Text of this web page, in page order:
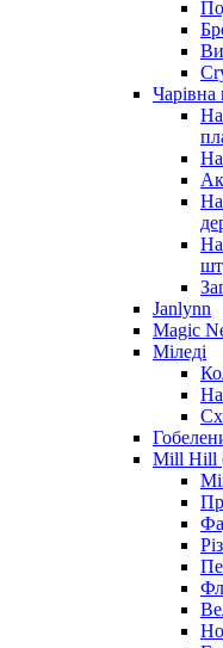
Чарівна
Janlynn
Magic
Міледі
Mill